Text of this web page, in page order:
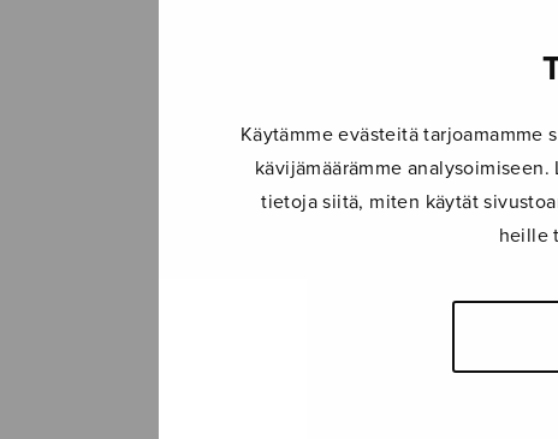
Käytämme evästeitä
kävijämäärämme
tietoja siitä, miten käytät
heille
TAPAHTUMAT